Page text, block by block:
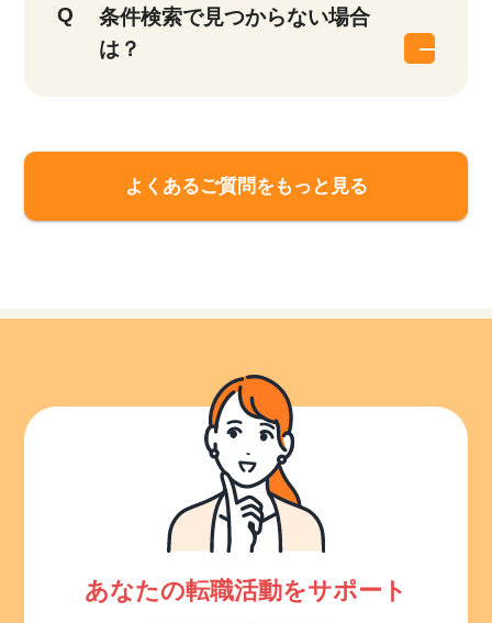
条件検索で見つからない場合
は？
よくあるご質問をもっと見る
あなたの転職活動をサポート